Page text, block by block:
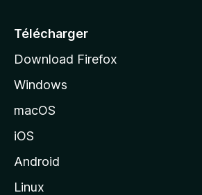
e
l
d
o
z
Télécharger
Download Firefox
Windows
macOS
iOS
Android
Linux